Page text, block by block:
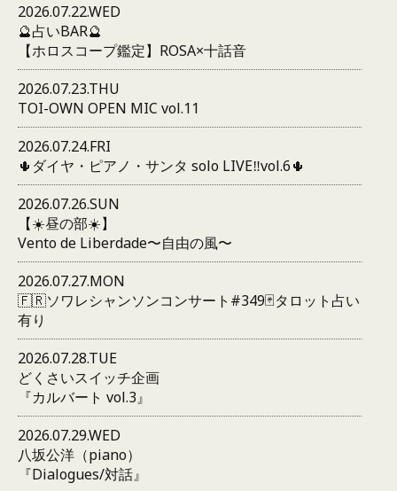
2026.07.22.WED
🔮占いBAR🔮
【ホロスコープ鑑定】ROSA×十話音
2026.07.23.THU
TOI-OWN OPEN MIC vol.11
2026.07.24.FRI
🌵ダイヤ・ピアノ・サンタ solo LIVE‼️vol.6🌵
2026.07.26.SUN
【☀️昼の部☀️】
Vento de Liberdade〜自由の風〜
2026.07.27.MON
🇫🇷ソワレシャンソンコンサート#349🃏タロット占い
有り
2026.07.28.TUE
どくさいスイッチ企画
『カルバート vol.3』
2026.07.29.WED
八坂公洋（piano）
『Dialogues/対話』